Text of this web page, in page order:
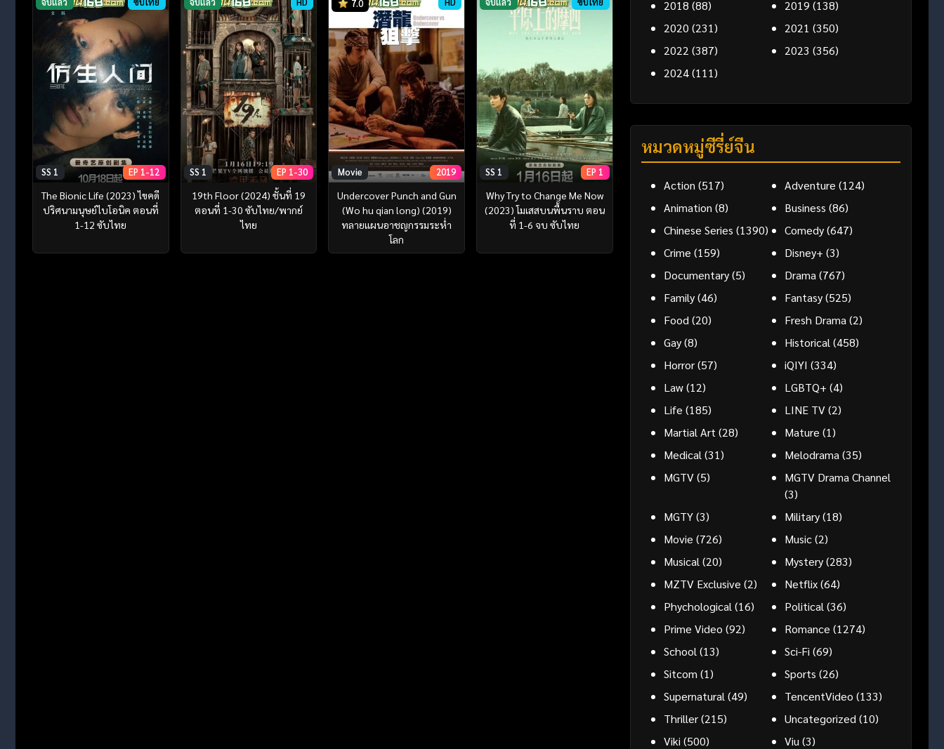
SS 1 EP 1-12
The Bionic Life (2023) ไขคดี
ปริศนามนุษย์ไบโอนิค ตอนที่
1-12 ซับไทย
SS 1 EP 1-30
19th Floor (2024) ชั้นที่ 19
ตอนที่ 1-30 ซับไทย/พากย์
ไทย
7.0
Movie 2019
Undercover Punch and Gun
(Wo hu qian long) (2019)
ทลายแผนอาชญกรรมระห่ำ
โลก
SS 1 EP 1
Why Try to Change Me Now
(2023) โมเสสบนพื้นราบ ตอน
ที่ 1-6 จบ ซับไทย
2018 (88) 2019 (138)
2020 (231) 2021 (350)
2022 (387) 2023 (356)
2024(111)
หมวดหมู่ซีรี่ย์จีน
Action (517) Adventure (124)
Animation (8) Business (86)
Chinese Series (1390) Comedy(647)
Crime (159) Disney+ (3)
Documentary(5) Drama(767)
Family(46) Fantasy(525)
Food(20) Fresh Drama(2)
Gay(8) Historical(458)
Horror(57) iQIYI (334)
Law(12) LGBTQ+ (4)
Life (185) LINE TV(2)
Martial Art(28) Mature (1)
Medical(31) Melodrama(35)
MGTV(5)
MGTV Drama Channel
(3)
MGTY(3) Military(18)
Movie (726) Music(2)
Musical(20) Mystery(283)
MZTV Exclusive (2) Netflix(64)
Phychological(16) Political(36)
Prime Video (92) Romance (1274)
School(13) Sci-Fi (69)
Sitcom (1) Sports (26)
Supernatural(49) TencentVideo (133)
Thriller(215) Uncategorized(10)
Viki (500) Viu(3)